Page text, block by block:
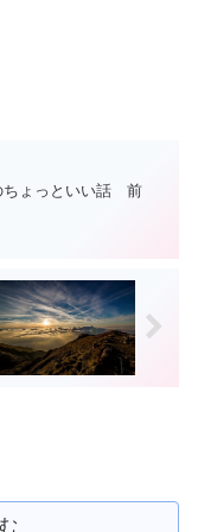
ちょっといい話 前